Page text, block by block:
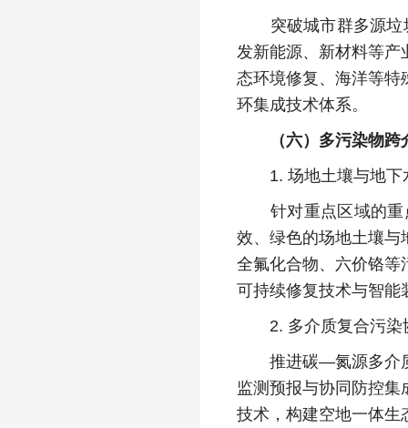
突破城市群多源垃圾
发新能源、新材料等
态环境修复、海洋等
环集成技术体系。
（六）多污染物
1. 场地土壤与地下
针对重点区域的重点
效、绿色的场地土壤与
全氟化合物、六价铬
可持续修复技术与智能
2. 多介质复合污染
推进碳—氮源多介质
监测预报与协同防控
技术，构建空地一体